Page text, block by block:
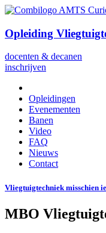
Opleiding
docenten & decanen
inschrijven
Opleidingen
Evenementen
Banen
Video
FAQ
Nieuws
Contact
Vliegtuigtechniek misschien
MBO